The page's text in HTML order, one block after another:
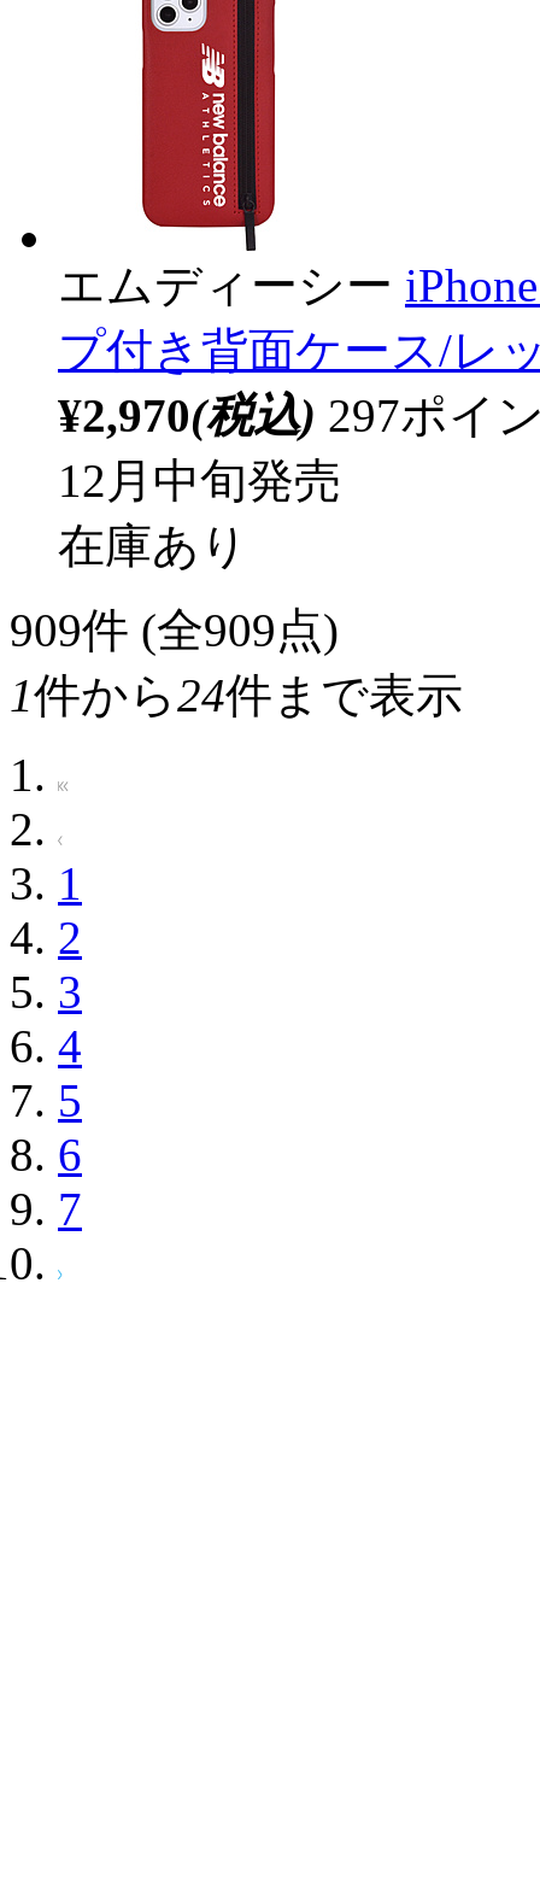
エムディーシー
プ付き背面ケース/レ
¥2,970(税込) 297ポイ
12月中旬発売
在庫あり
909件 (全909点)
1件から24件まで表示
1
2
3
4
5
6
7